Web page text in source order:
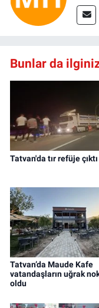
Bunlar da
Tatvan'da tır refüje çıktı
Tatvan’da Maude Kafe
vatandaşların uğrak
oldu